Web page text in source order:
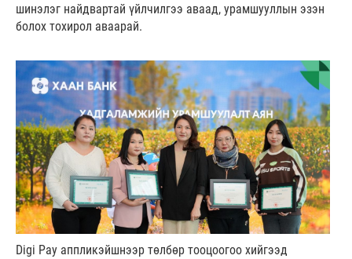
шинэлэг найдвартай үйлчилгээ аваад, урамшууллын эзэн
болох тохирол аваарай.
Digi Pay аппликэйшнээр төлбөр тооцоогоо хийгээд